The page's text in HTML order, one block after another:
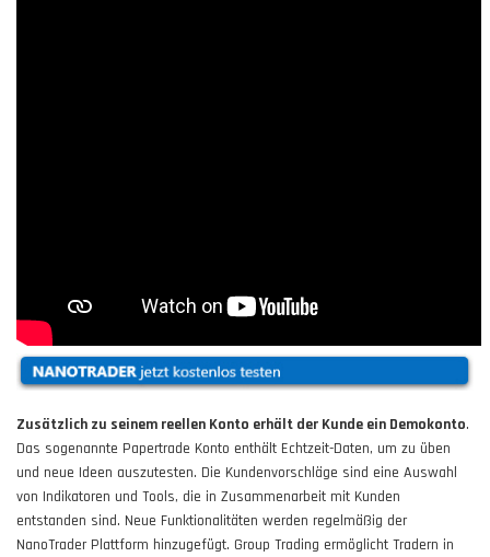
Zusätzlich zu seinem reellen Konto erhält der Kunde ein Demokonto.
Das sogenannte Papertrade Konto enthält Echtzeit-Daten, um zu üben
und neue Ideen auszutesten. Die Kundenvorschläge sind eine Auswahl
von Indikatoren und Tools, die in Zusammenarbeit mit Kunden
entstanden sind. Neue Funktionalitäten werden regelmäßig der
NanoTrader Plattform hinzugefügt. Group Trading ermöglicht Tradern in